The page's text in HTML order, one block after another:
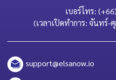
เบอร์โทร:
(เวลาเปิดทำการ: จันทร์-
support@elsanow.io